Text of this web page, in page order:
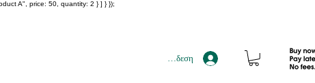
A", price: 50, quantity: 2 } ] } });
Σύνδεση